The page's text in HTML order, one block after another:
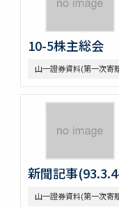
10-5株主総会
山一證券資料(第一次寄
新聞記事
山一證券資料(第一次寄